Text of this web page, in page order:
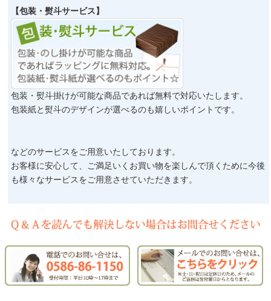
【包装・熨斗サービス】
包装・熨斗掛けが可能な商品であれば無料で対応いたします。
包装紙と熨斗のデザインが選べるのも嬉しいポイントです。
などのサービスをご用意いたしております。
お客様に安心して、ご満足いくお買い物を楽しんで頂くために今後
も様々なサービスをご用意させていただきます。